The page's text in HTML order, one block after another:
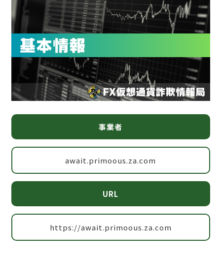
事業者
await.primoous.za.com
URL
https://await.primoous.za.com